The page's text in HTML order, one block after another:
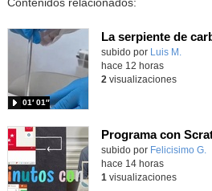
Contenidos relacionados:
La serpiente de
Contenido educativo.
subido por Luis M.
01′ 01″
hace 12 horas
2 visualizaciones
Contenido educativo.
subido por Felicisimo G.
hace 14 horas
1 visualizaciones